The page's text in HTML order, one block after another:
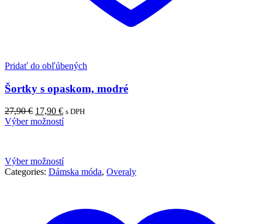
Pridať do obľúbených
Šortky s opaskom, modré
27,90€ 17,90 € s DPH
Výber možností
Výber možností
Categories: Dámska móda, Overaly